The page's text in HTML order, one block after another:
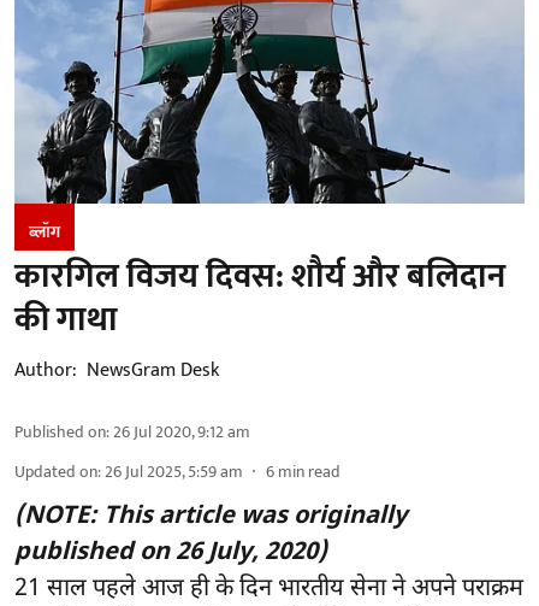
ब्लॉग
कारगिल विजय दिवस: शौर्य और बलिदान
की गाथा
Author: NewsGram Desk
Published on:26 Jul 2020, 9:12 am
Updated on:26 Jul 2025, 5:59 am 6min read
(NOTE: This article was originally
published on 26 July, 2020)
21 साल पहले आज ही के दिन भारतीय सेना ने अपने पराक्रम